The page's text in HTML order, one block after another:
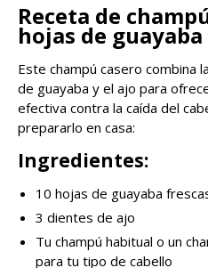
Receta de
hojas de
Este champú casero combina
de guayaba y el ajo para
efectiva contra la caída del
prepararlo en casa:
Ingredientes:
10 hojas de guayaba
3 dientes de ajo
Tu champú habitual o un
para tu tipo de cabello